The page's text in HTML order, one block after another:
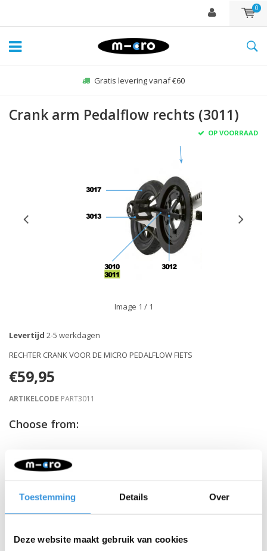
Toestemming Details Over
Deze website maakt gebruik van cookies
0
Gratis levering vanaf €60
Crank arm Pedalflow rechts (3011)
OP VOORRAAD
Image 1 / 1
Levertijd 2-5 werkdagen
RECHTER CRANK VOOR DE MICRO PEDALFLOW FIETS
€59,95
ARTIKELCODE PART3011
Choose from:
- +
Gratis verzending vanaf €60